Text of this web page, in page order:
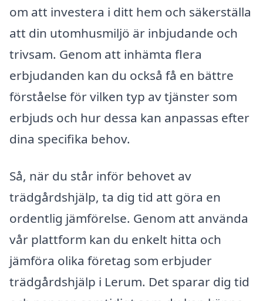
om att investera i ditt hem och säkerställa
att din utomhusmiljö är inbjudande och
trivsam. Genom att inhämta flera
erbjudanden kan du också få en bättre
förståelse för vilken typ av tjänster som
erbjuds och hur dessa kan anpassas efter
dina specifika behov.
Så, när du står inför behovet av
trädgårdshjälp, ta dig tid att göra en
ordentlig jämförelse. Genom att använda
vår plattform kan du enkelt hitta och
jämföra olika företag som erbjuder
trädgårdshjälp i Lerum. Det sparar dig tid